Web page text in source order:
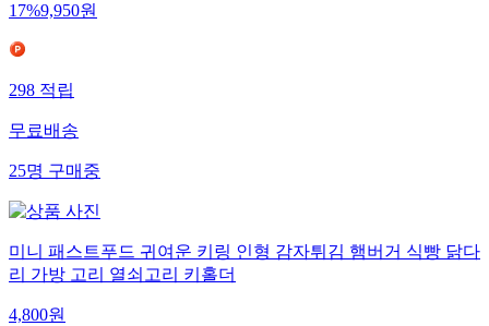
17%9,950원
298 적립
무료배송
25명 구매중
미니 패스트푸드 귀여운 키링 인형 감자튀김 햄버거 식빵 닭다
리 가방 고리 열쇠고리 키홀더
4,800원